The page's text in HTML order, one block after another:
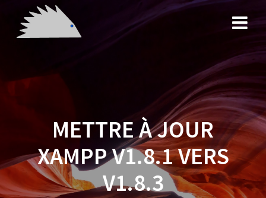
to
content
METTRE À JOUR
XAMPP V1.8.1 VERS
V1.8.3